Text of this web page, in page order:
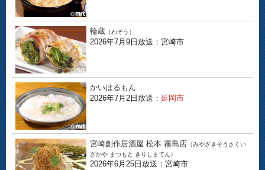
輪蔵 （わぞう）
2026年7月9日放送：宮崎市
かいほるもん
2026年7月2日放送： 延岡市
宮崎創作居酒屋 松本 霧島店 （みやざきそうさくい
ざかや まつもと きりしまてん）
2026年6月25日放送：宮崎市